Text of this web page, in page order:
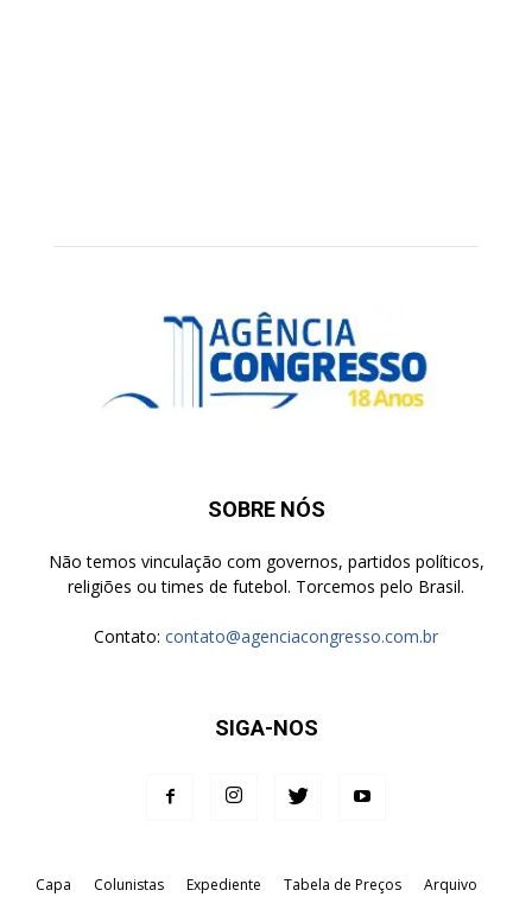
SOBRE NÓS
Não temos vinculação com governos, partidos políticos,
religiões ou times de futebol. Torcemos pelo Brasil.
Contato: contato@agenciacongresso.com.br
SIGA-NOS
Capa Colunistas Expediente Tabela de Preços
Arquivo